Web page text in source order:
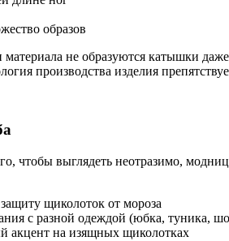
образов
не образуются катышки
производства изделия
чтобы выглядеть неотразимо,
щиколоток от мороза
с разной одеждой (юбка, туника,
акцент на изящных щиколотках